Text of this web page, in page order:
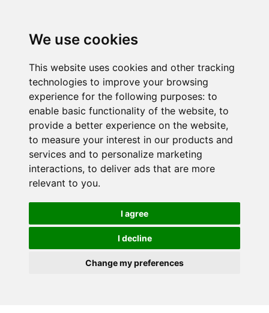
We use cookies
This website uses cookies and other tracking
technologies to improve your browsing
experience for the following purposes: to
enable basic functionality of the website, to
provide a better experience on the website,
to measure your interest in our products and
services and to personalize marketing
interactions, to deliver ads that are more
relevant to you.
I agree
I decline
Change my preferences